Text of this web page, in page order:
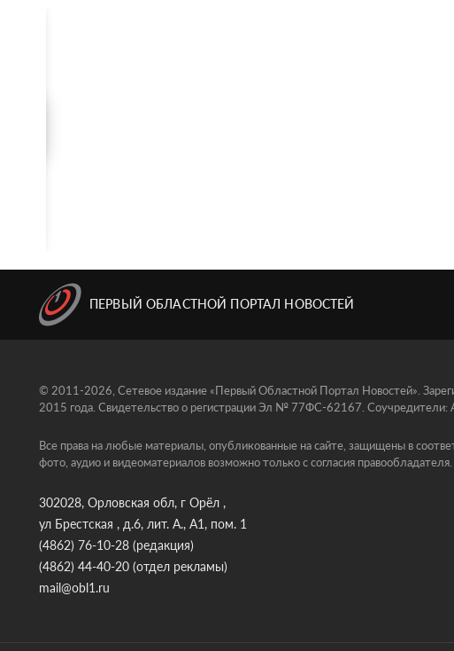
ПЕРВЫЙ ОБЛАСТНОЙ ПОРТАЛ НОВОСТЕЙ
© 2011-2026, Сетевое издание «Первый Областной Портал Новостей».
2015 года. Свидетельство о регистрации Эл № 77ФС-62167. Соучредители:
Все права на любые материалы, опубликованные на сайте, защищены в
фото, аудио и видеоматериалов возможно только с согласия правообладателя.
302028, Орловская обл, г Орёл ,
ул Брестская , д.6, лит. А., А1, пом. 1
(4862) 76-10-28 (редакция)
(4862) 44-40-20 (отдел рекламы)
mail@obl1.ru